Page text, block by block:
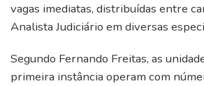
vagas imediatas, distribuídas entre
Analista Judiciário em diversas
Segundo Fernando Freitas, as
primeira instância operam com